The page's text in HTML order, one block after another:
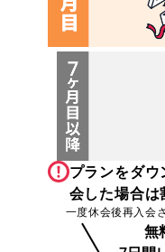
プランをダ
会した場合
一度休会後再入会
無